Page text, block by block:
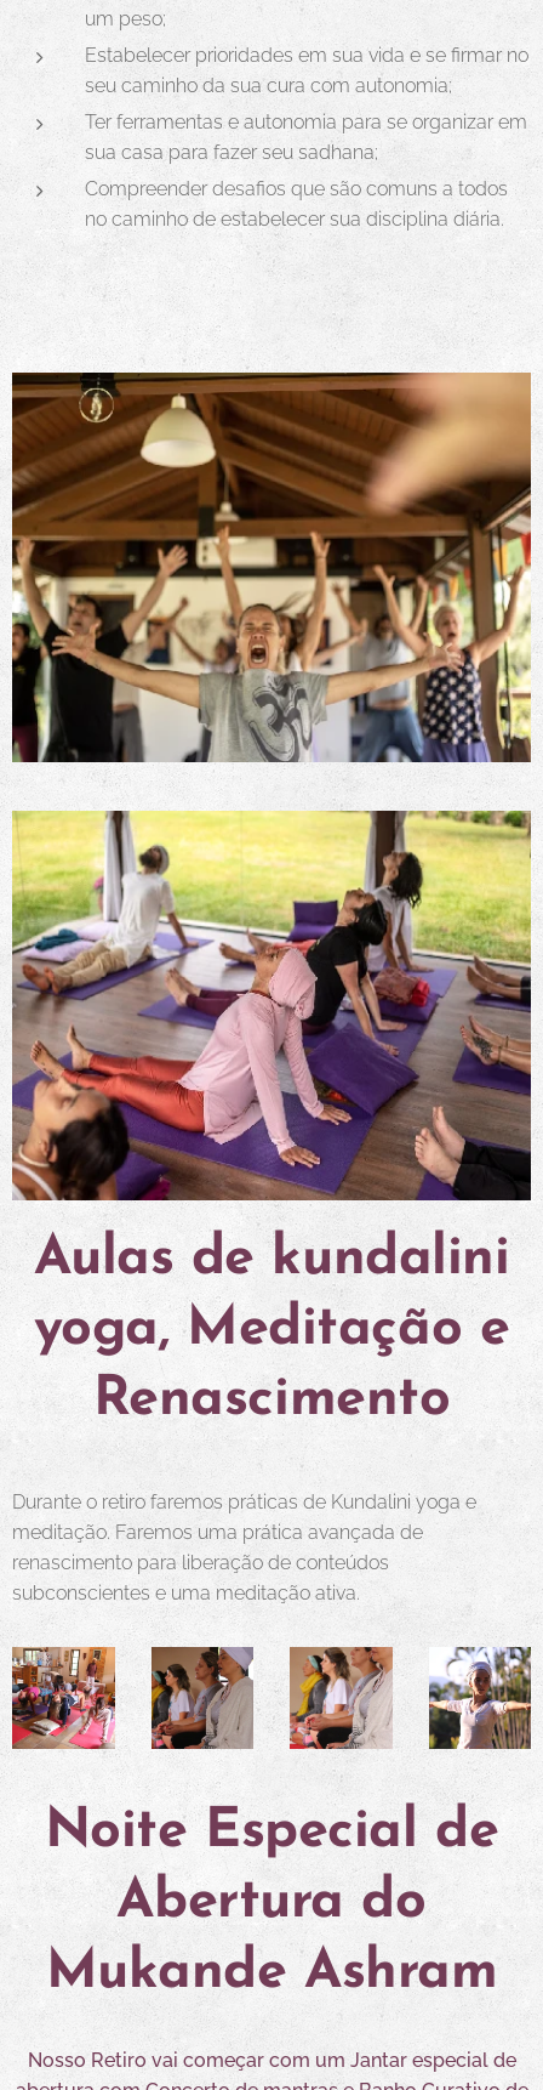
um peso;
Estabelecer prioridades em sua vida e se firmar no
seu caminho da sua cura com autonomia;
Ter ferramentas e autonomia para se organizar em
sua casa para fazer seu sadhana;
Compreender desafios que são comuns a todos
no caminho de estabelecer sua disciplina diária.
Aulas de kundalini
yoga, Meditação e
Renascimento
Durante o retiro faremos práticas de Kundalini yoga e
meditação. Faremos uma prática avançada de
renascimento para liberação de conteúdos
subconscientes e uma meditação ativa.
Noite Especial de
Abertura do
Mukande Ashram
Nosso Retiro vai começar com um Jantar especial de